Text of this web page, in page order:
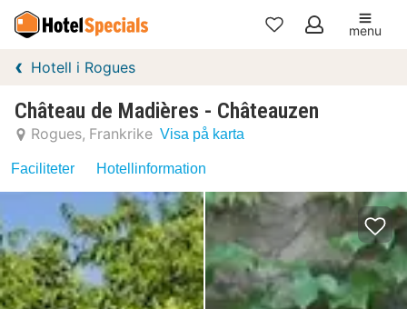
Mina
menu
Hotell i Rogues
Château de Madières - Châteauzen
Rogues Frankrike Visa på karta
Faciliteter Hotellinformation